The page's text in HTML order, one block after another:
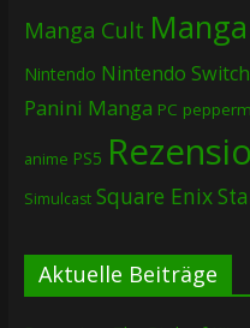
Manga Cult
Nintendo Nintendo Switch
Panini Manga PC
anime PS5
Simulcast Square Enix
Aktuelle Beiträge